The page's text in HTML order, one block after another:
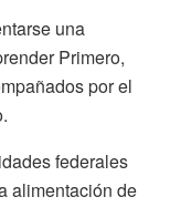
una
Primero,
por el
federales
alimentación de